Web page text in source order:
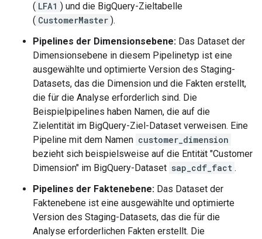
( LFA1 ) und die BigQuery-Zieltabelle
( CustomerMaster ).
Pipelines der Dimensionsebene: Das Dataset der
Dimensionsebene in diesem Pipelinetyp ist eine
ausgewählte und optimierte Version des Staging-
Datasets, das die Dimension und die Fakten erstellt,
die für die Analyse erforderlich sind. Die
Beispielpipelines haben Namen, die auf die
Zielentität im BigQuery-Ziel-Dataset verweisen. Eine
Pipeline mit dem Namen customer_dimension
bezieht sich beispielsweise auf die Entität "Customer
Dimension" im BigQuery-Dataset sap_cdf_fact .
Pipelines der Faktenebene: Das Dataset der
Faktenebene ist eine ausgewählte und optimierte
Version des Staging-Datasets, das die für die
Analyse erforderlichen Fakten erstellt. Die